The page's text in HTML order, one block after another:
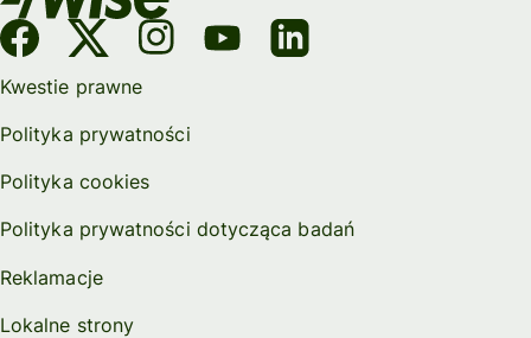
Kwestie prawne
Polityka prywatności
Polityka cookies
Polityka prywatności dotycząca badań
Reklamacje
Lokalne strony